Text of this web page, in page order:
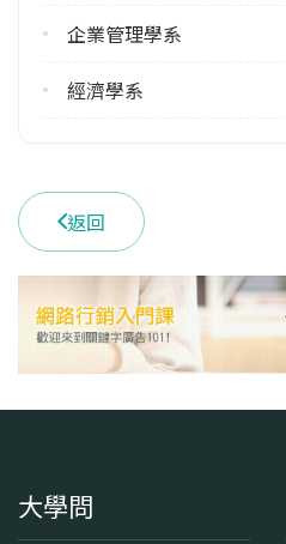
113學年度上學期
2
學系電話
(03)4227151#65061
學系地址
桃園市中壢區中大路300號
企業管理學系
經濟學系
返回
大學問